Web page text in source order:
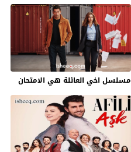
مسلسل اخي العائلة هي الامتحان